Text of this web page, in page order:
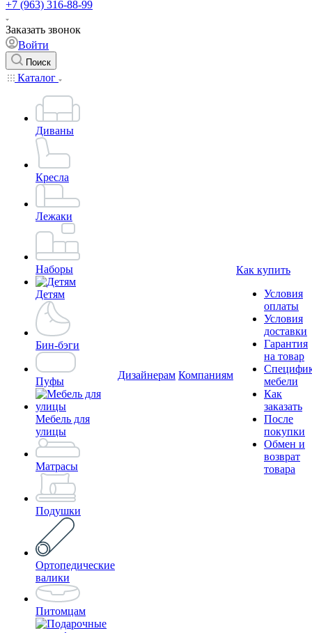
+7 (963) 316-88-99
Заказать звонок
Войти
Поиск
Каталог
Диваны
Кресла
Лежаки
Наборы
Детям
Бин-бэги
Пуфы
Мебель для
улицы
Матрасы
Подушки
Ортопедические
валики
Питомцам
Дизайнерам Компаниям
Как купить
Условия
оплаты
Условия
доставки
Гарантия
на товар
мебели
Как
заказать
После
покупки
Обмен и
возврат
товара